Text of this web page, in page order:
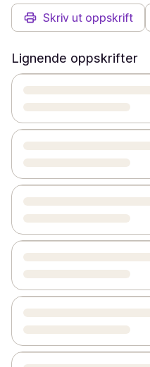
Skriv ut oppskrift
Lignende oppskrifter